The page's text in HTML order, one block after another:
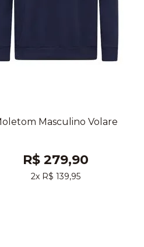
Masculino Volare
R$ 279,90
2x R$ 139,95